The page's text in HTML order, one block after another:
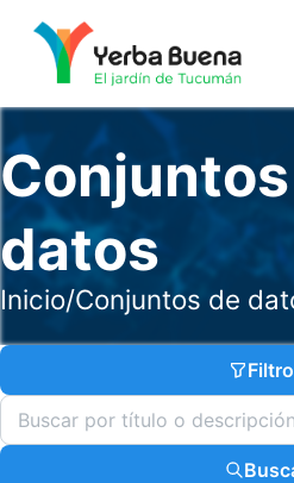
datos
Inicio/Conjuntos de